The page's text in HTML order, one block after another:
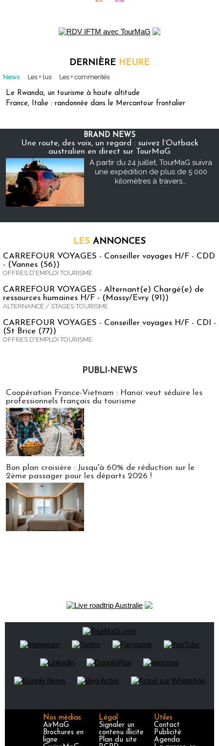
DERNIÈRE HEURE
News Les + lus Les + commentés
Le Rwanda, un tourisme à haute altitude
France, Italie : randonnée dans le Mercantour frontalier
BRAND NEWS
Une route, des voix, un regard : suivez l’Outback
australien en direct sur TourMaG
À partir du 24 juillet, TourMaG suivra
une expédition de plus de 5 000
kilomètres à travers...
LES ANNONCES
CARREFOUR VOYAGES - Conseiller voyages H/F - CDD
- (Vannes (56))
OFFRES D'EMPLOI TOURISME
CARREFOUR VOYAGES - Alternant(e) Chargé(e) de
ressources humaines H/F - (Massy/Evry (91))
ALTERNANCE / STAGES TOURISME
CARREFOUR VOYAGES - Conseiller voyages H/F - CDI -
(St Brice (77))
OFFRES D'EMPLOI TOURISME
PUBLI-NEWS
Coopération France-Vietnam : Hanoï veut séduire les
professionnels français du tourisme
Bon plan croisière : Jusqu'à 60% de réduction sur le
2ème passager pour les départs 2026 !
Nos médias
AirMaG
Brochures en
ligne
Légal
Signaler un
contenu illicite
Plan du site
Utiles
Contact
Publicité
Agenda